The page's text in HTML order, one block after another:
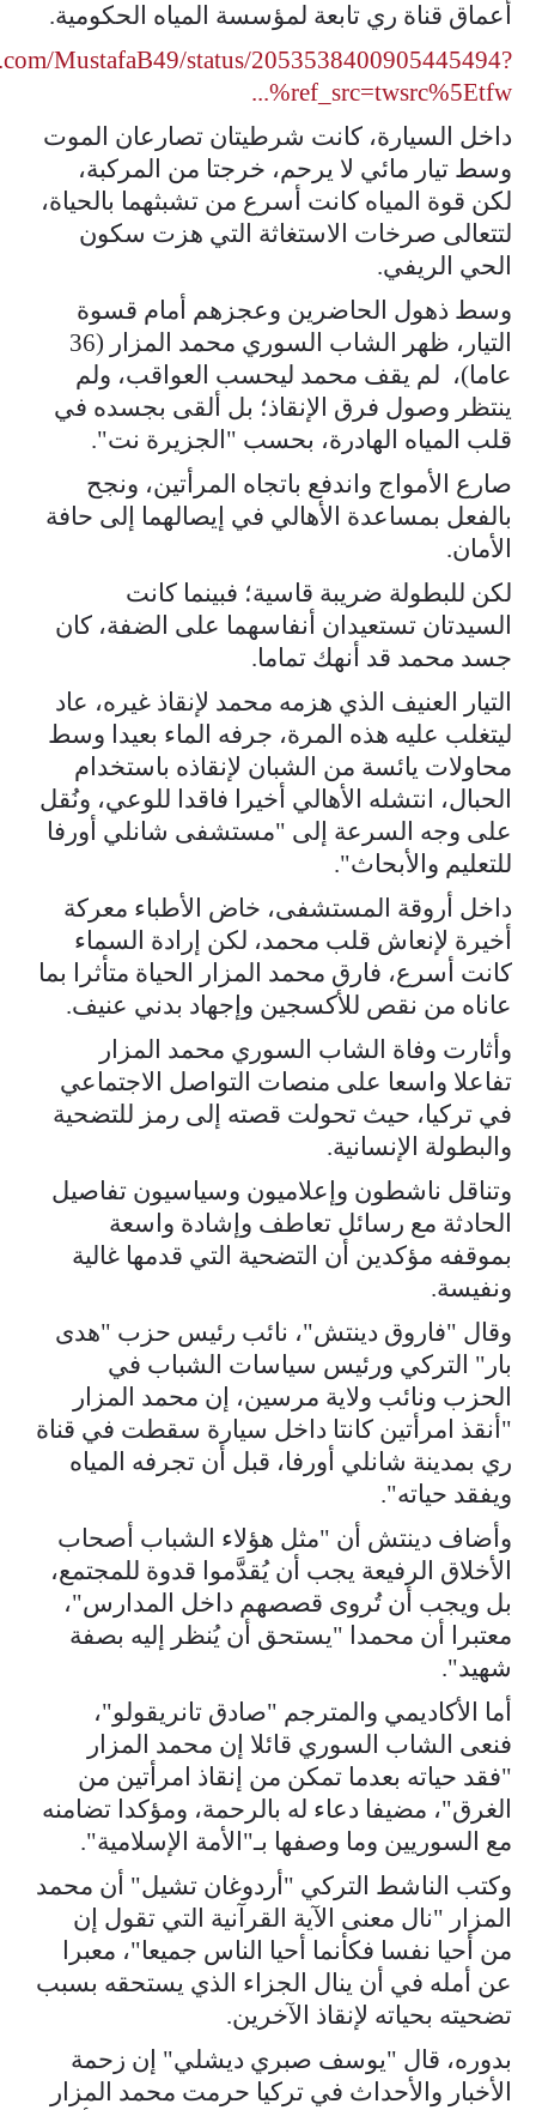
أعماق قناة ري تابعة لمؤسسة المياه الحكومية.
MustafaB49/status/2053538400905445494?
ref_src=twsrc%5Etfw%...
داخل السيارة، كانت شرطيتان تصارعان الموت
وسط تيار مائي لا يرحم، خرجتا من المركبة،
لكن قوة المياه كانت أسرع من تشبثهما بالحياة،
لتتعالى صرخات الاستغاثة التي هزت سكون
الحي الريفي.
وسط ذهول الحاضرين وعجزهم أمام قسوة
التيار، ظهر الشاب السوري محمد المزار (36
عاما)، لم يقف محمد ليحسب العواقب، ولم
ينتظر وصول فرق الإنقاذ؛ بل ألقى بجسده في
قلب المياه الهادرة، بحسب "الجزيرة نت".
صارع الأمواج واندفع باتجاه المرأتين، ونجح
بالفعل بمساعدة الأهالي في إيصالهما إلى حافة
الأمان.
لكن للبطولة ضريبة قاسية؛ فبينما كانت
السيدتان تستعيدان أنفاسهما على الضفة، كان
جسد محمد قد أنهك تماما.
التيار العنيف الذي هزمه محمد لإنقاذ غيره، عاد
ليتغلب عليه هذه المرة، جرفه الماء بعيدا وسط
محاولات يائسة من الشبان لإنقاذه باستخدام
الحبال، انتشله الأهالي أخيرا فاقدا للوعي، ونُقل
على وجه السرعة إلى "مستشفى شانلي أورفا
للتعليم والأبحاث".
داخل أروقة المستشفى، خاض الأطباء معركة
أخيرة لإنعاش قلب محمد، لكن إرادة السماء
كانت أسرع، فارق محمد المزار الحياة متأثرا بما
عاناه من نقص للأكسجين وإجهاد بدني عنيف.
وأثارت وفاة الشاب السوري محمد المزار
تفاعلا واسعا على منصات التواصل الاجتماعي
في تركيا، حيث تحولت قصته إلى رمز للتضحية
والبطولة الإنسانية.
وتناقل ناشطون وإعلاميون وسياسيون تفاصيل
الحادثة مع رسائل تعاطف وإشادة واسعة
بموقفه مؤكدين أن التضحية التي قدمها غالية
ونفيسة.
وقال "فاروق دينتش"، نائب رئيس حزب "هدى
بار" التركي ورئيس سياسات الشباب في
الحزب ونائب ولاية مرسين، إن محمد المزار
"أنقذ امرأتين كانتا داخل سيارة سقطت في قناة
ري بمدينة شانلي أورفا، قبل أن تجرفه المياه
ويفقد حياته".
وأضاف دينتش أن "مثل هؤلاء الشباب أصحاب
الأخلاق الرفيعة يجب أن يُقدَّموا قدوة للمجتمع،
بل ويجب أن تُروى قصصهم داخل المدارس"،
معتبرا أن محمدا "يستحق أن يُنظر إليه بصفة
شهيد".
أما الأكاديمي والمترجم "صادق تانريقولو"،
فنعى الشاب السوري قائلا إن محمد المزار
"فقد حياته بعدما تمكن من إنقاذ امرأتين من
الغرق"، مضيفا دعاء له بالرحمة، ومؤكدا تضامنه
مع السوريين وما وصفها بـ"الأمة الإسلامية".
وكتب الناشط التركي "أردوغان تشيل" أن محمد
المزار "نال معنى الآية القرآنية التي تقول إن
من أحيا نفسا فكأنما أحيا الناس جميعا"، معبرا
عن أمله في أن ينال الجزاء الذي يستحقه بسبب
تضحيته بحياته لإنقاذ الآخرين.
بدوره، قال "يوسف صبري ديشلي" إن زحمة
الأخبار والأحداث في تركيا حرمت محمد المزار